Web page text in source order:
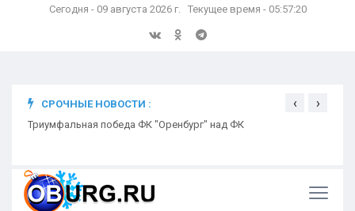
Сегодня - 09 августа 2026 г. Текущее время - 05:57:21
СРОЧНЫЕ НОВОСТИ :
Триумфальная победа ФК "Оренбург" над ФК
‹ ›